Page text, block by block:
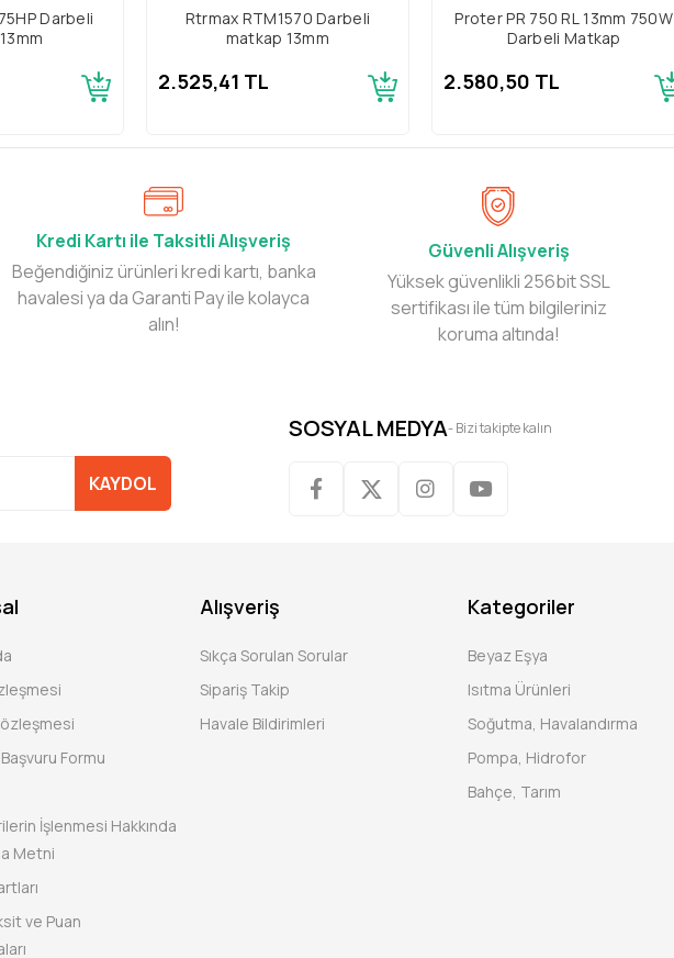
Darbeli
Rtrmax RTM1570 Darbeli
matkap 13mm
2.525,41 TL
Proter PR 750 RL 13mm 750W
Darbeli Matkap
2.580,50 TL
Kredi Kartı ile Taksitli Alışveriş
Beğendiğiniz ürünleri kredi kartı, banka
havalesi ya da Garanti Pay ile kolayca
alın!
Güvenli Alışveriş
Yüksek güvenlikli 256bit SSL
sertifikası ile tüm bilgileriniz
koruma altında!
KAYDOL
SOSYAL MEDYA- Bizi takipte kalın
Formu
İşlenmesi Hakkında
Metni
ve Puan
Alışveriş
Sıkça Sorulan Sorular
Sipariş Takip
Havale Bildirimleri
Kategoriler
Beyaz Eşya
Isıtma Ürünleri
Soğutma, Havalandırma
Pompa, Hidrofor
Bahçe, Tarım